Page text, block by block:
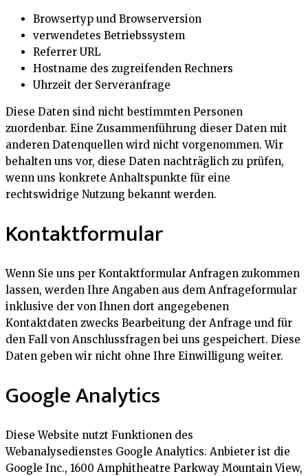
Browsertyp und Browserversion
verwendetes Betriebssystem
Referrer URL
Hostname des zugreifenden Rechners
Uhrzeit der Serveranfrage
Diese Daten sind nicht bestimmten Personen
zuordenbar. Eine Zusammenführung dieser Daten mit
anderen Datenquellen wird nicht vorgenommen. Wir
behalten uns vor, diese Daten nachträglich zu prüfen,
wenn uns konkrete Anhaltspunkte für eine
rechtswidrige Nutzung bekannt werden.
Kontaktformular
Wenn Sie uns per Kontaktformular Anfragen zukommen
lassen, werden Ihre Angaben aus dem Anfrageformular
inklusive der von Ihnen dort angegebenen
Kontaktdaten zwecks Bearbeitung der Anfrage und für
den Fall von Anschlussfragen bei uns gespeichert. Diese
Daten geben wir nicht ohne Ihre Einwilligung weiter.
Google Analytics
Diese Website nutzt Funktionen des
Webanalysedienstes Google Analytics. Anbieter ist die
Google Inc., 1600 Amphitheatre Parkway Mountain View,